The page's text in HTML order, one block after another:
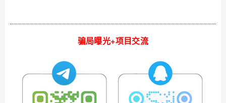
骗局曝光+项目交流